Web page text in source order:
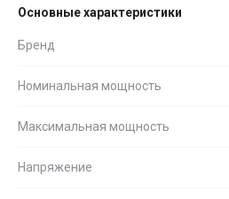
Основные характеристики
Бренд
Номинальная мощность
Максимальная мощность
Напряжение